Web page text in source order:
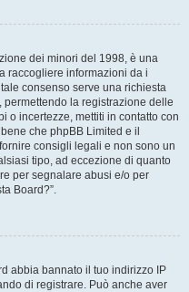
dei minori del 1998, è una
raccogliere informazioni da i
consenso serve una richiesta
la registrazione delle
o incertezze, mettiti in contatto con
che phpBB Limited e il
consigli legali e non sono un
tipo, ad eccezione di quanto
per segnalare abusi e/o per
Board?”.
abbia bannato il tuo indirizzo IP
di registrare. Può anche aver